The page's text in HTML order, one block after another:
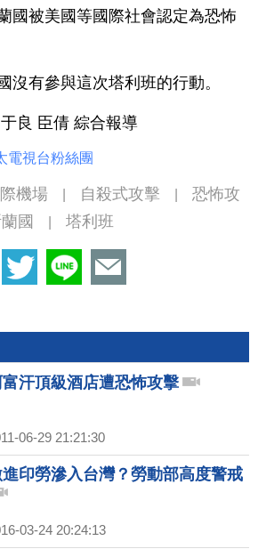
國被美國等國際社會認定為恐怖
沒有參與這次塔利班的行動。
良 臣倩 綜合報導
電視台粉絲團
機場 自殺式攻擊
恐怖攻
國 塔利班
富汗頂級酒店遭恐怖攻擊
06-29 21:21:30
印勞滲入台灣？勞動部高度警戒
03-24 20:24:13